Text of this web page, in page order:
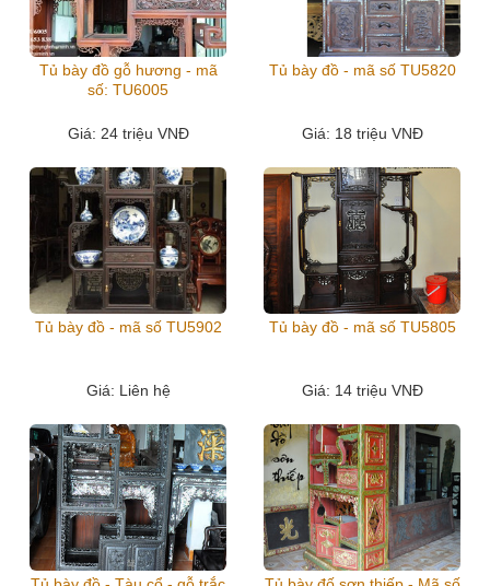
Tủ bày đồ gỗ hương - mã
số: TU6005
Giá: 24 triệu VNĐ
Tủ bày đồ - mã số TU5820
Giá: 18 triệu VNĐ
Tủ bày đồ - mã số TU5902
Giá: Liên hệ
Tủ bày đồ - mã số TU5805
Giá: 14 triệu VNĐ